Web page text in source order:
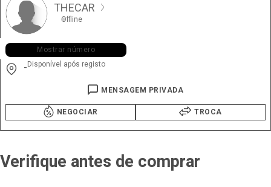
THECAR
Offline
+351 919 ••• •90
Mostrar número
Disponível após registo
-
MENSAGEM PRIVADA
NEGOCIAR TROCA
Verifique antes de comprar